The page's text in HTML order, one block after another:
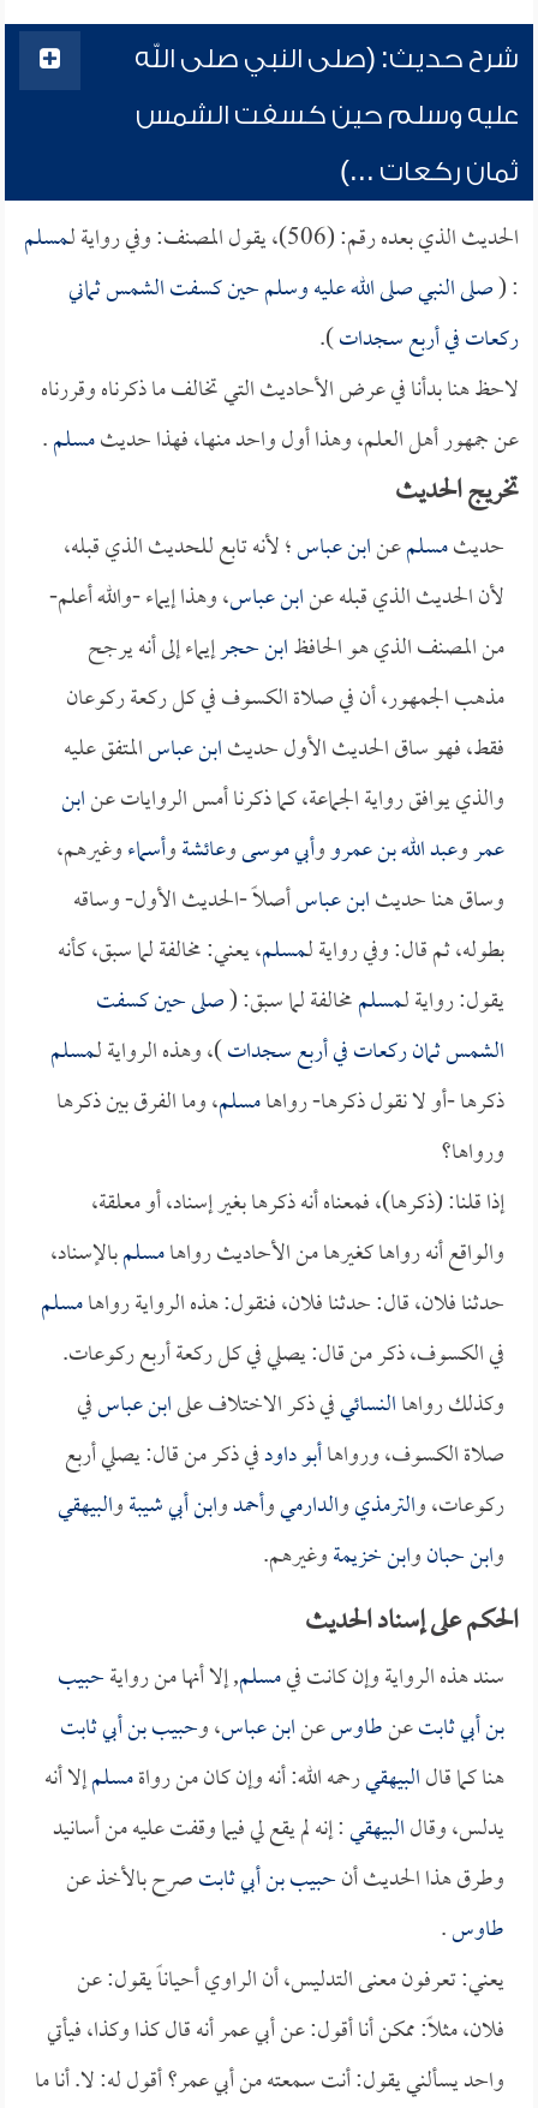
شرح حديث: (صلى النبي صلى الله
عليه وسلم حين كسفت الشمس
ثمان ركعات ...)
الحديث الذي بعده رقم: (506)، يقول المصنف: وفي رواية لـ
مسلم
: (صلى النبي صلى الله عليه وسلم حين كسفت الشمس ثماني
ركعات في أربع سجدات).
لاحظ هنا بدأنا في عرض الأحاديث التي تخالف ما ذكرناه وقررناه
عن جمهور أهل العلم، وهذا أول واحد منها، فهذا حديثمسلم.
تخريج الحديث
حديثمسلمعنابن عباس؛ لأنه تابع للحديث الذي قبله،
لأن الحديث الذي قبله عنابن عباس، وهذا إيماء -والله أعلم-
من المصنف الذي هو الحافظابن حجرإيماء إلى أنه يرجح
مذهب الجمهور، أن في صلاة الكسوف في كل ركعة ركوعان
فقط، فهو ساق الحديث الأول حديثابن عباسالمتفق عليه
والذي يوافق رواية الجماعة، كما ذكرنا أمس الروايات عنابن
عمروعبد الله بن عمرووأبي موسىوعائشةوأسماءوغيرهم،
وساق هنا حديثابن عباسأصلاً -الحديث الأول- وساقه
بطوله، ثم قال: وفي رواية لـمسلم، يعني: مخالفة لما سبق، كأنه
يقول: رواية لـمسلممخالفة لما سبق: (صلى حين كسفت
الشمس ثمان ركعات في أربع سجدات)، وهذه الرواية لـمسلم
ذكرها -أو لا نقول ذكرها- رواهامسلم، وما الفرق بين ذكرها
ورواها؟
إذا قلنا: (ذكرها)، فمعناه أنه ذكرها بغير إسناد، أو معلقة،
والواقع أنه رواها كغيرها من الأحاديث رواهامسلمبالإسناد،
حدثنا فلان، قال: حدثنا فلان، فنقول: هذه الرواية رواهامسلم
في الكسوف، ذكر من قال: يصلي في كل ركعة أربع ركوعات.
وكذلك رواهاالنسائيفي ذكر الاختلاف علىابن عباسفي
صلاة الكسوف، ورواهاأبو داودفي ذكر من قال: يصلي أربع
ركوعات، والترمذيوالدارميوأحمدوابن أبي شيبةوالبيهقي
وابن حبانوابن خزيمةوغيرهم.
الحكم على إسناد الحديث
سند هذه الرواية وإن كانت فيمسلم, إلا أنها من روايةحبيب
بن أبي ثابتعنطاوسعنابن عباس، وحبيب بن أبي ثابت
هنا كما قالالبيهقيرحمه الله: أنه وإن كان من رواةمسلمإلا أنه
يدلس، وقالالبيهقي: إنه لم يقع لي فيما وقفت عليه من أسانيد
وطرق هذا الحديث أنحبيب بن أبي ثابتصرح بالأخذ عن
طاوس.
يعني: تعرفون معنى التدليس، أن الراوي أحياناً يقول: عن
فلان، مثلاً: ممكن أنا أقول: عن أبي عمر أنه قال كذا وكذا، فيأتي
واحد يسألني يقول: أنت سمعته من أبي عمر؟ أقول له: لا. أنا ما